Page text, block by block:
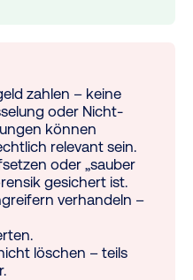
zahlen – keine
oder Nicht-
können
relevant sein.
oder „sauber
gesichert ist.
verhandeln –
löschen – teils